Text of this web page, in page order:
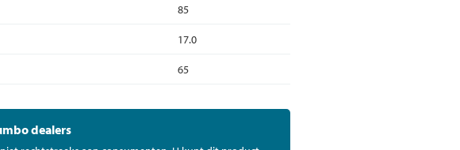
85
17.0
65
dealers